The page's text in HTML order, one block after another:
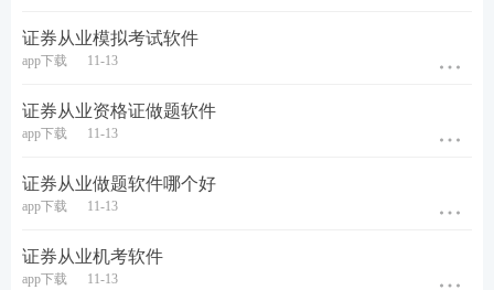
证券从业模拟考试软件
app下载 11-13
证券从业资格证做题软件
app下载 11-13
证券从业做题软件哪个好
app下载 11-13
证券从业机考软件
app下载 11-13